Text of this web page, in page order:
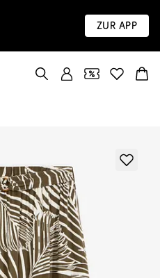
Zur App